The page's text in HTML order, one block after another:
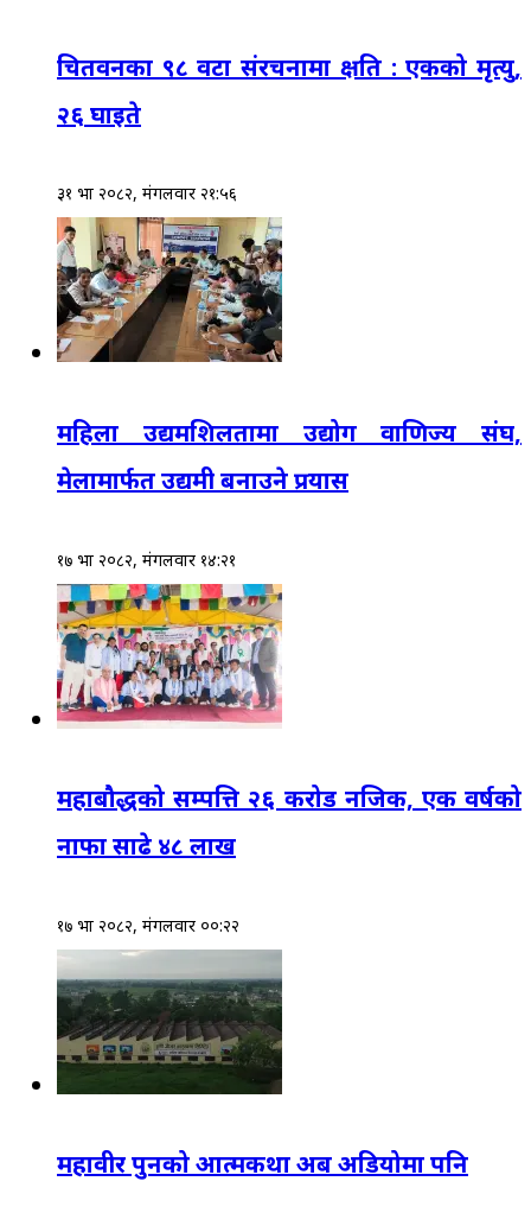
चितवनका ९८ वटा संरचनामा क्षति : एकको मृत्यु,
२६ घाइते
३१ भाद्र २०८२, मंगलवार २१:५६
महिला उद्यमशिलतामा उद्योग वाणिज्य संघ,
मेलामार्फत उद्यमी बनाउने प्रयास
१७ भाद्र २०८२, मंगलवार १४:२१
महाबौद्धको सम्पत्ति २६ करोड नजिक, एक वर्षको
नाफा साढे ४८ लाख
१७ भाद्र २०८२, मंगलवार ००:२२
महावीर पुनको आत्मकथा अब अडियोमा पनि